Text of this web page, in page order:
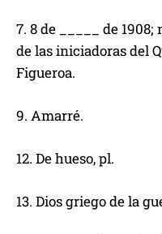
7. 8 de _____ de
de las iniciadoras del
Figueroa.
9. Amarré.
12. De hueso, pl.
13. Dios griego de la